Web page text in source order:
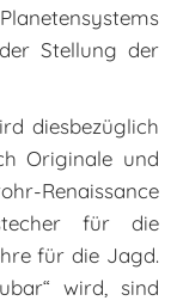
Stellung der
diesbezüglich
Originale und
Renaissance
für die
für die Jagd.
wird, sind